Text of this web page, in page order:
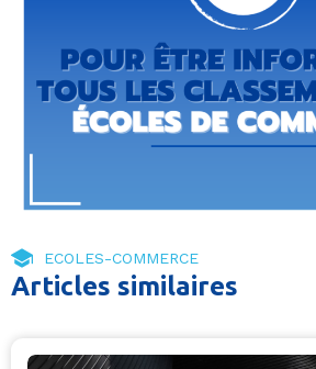
ECOLES-COMMERCE
Articles similaires